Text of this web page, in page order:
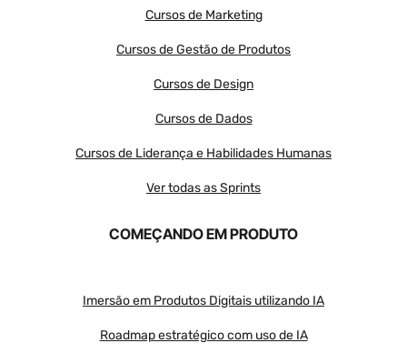
Cursos de Marketing
Cursos de Gestão de Produtos
Cursos de Design
Cursos de Dados
Cursos de Liderança e Habilidades Humanas
Ver todas as Sprints
COMEÇANDO EM PRODUTO
Imersão em Produtos Digitais utilizando IA
Roadmap estratégico com uso de IA